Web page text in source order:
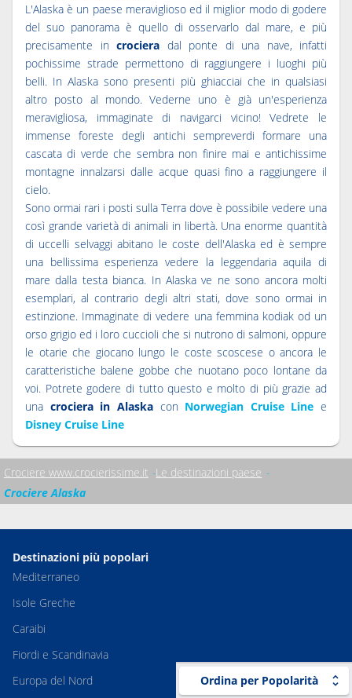
Ordina per Popolarità
L'Alaska è un paese meraviglioso ed il miglior modo di godere
del suo panorama è quello di osservarlo dal mare, e più
precisamente in crociera dal ponte di una nave, infatti
pochissime strade permettono di raggiungere i luoghi più
belli. In Alaska sono presenti più ghiacciai che in qualsiasi
altro posto al mondo. Vederne uno è già un'esperienza
meravigliosa, immaginate di navigarci vicino! Vedrete le
immense foreste degli antichi sempreverdi formare una
cascata di verde che sembra non finire mai e antichissime
montagne innalzarsi dalle acque quasi fino a raggiungere il
cielo.
Sono ormai rari i posti sulla Terra dove è possibile vedere una
così grande varietà di animali in libertà. Una enorme quantità
di uccelli selvaggi abitano le coste dell'Alaska ed è sempre
una bellissima esperienza vedere la leggendaria aquila di
mare dalla testa bianca. In Alaska ve ne sono ancora molti
esemplari, al contrario degli altri stati, dove sono ormai in
estinzione. Immaginate di vedere una femmina kodiak od un
orso grigio ed i loro cuccioli che si nutrono di salmoni, oppure
le otarie che giocano lungo le coste scoscese o ancora le
caratteristiche balene gobbe che nuotano poco lontane da
voi. Potrete godere di tutto questo e molto di più grazie ad
una crociera in Alaskacon Norwegian Cruise Line e
Disney Cruise Line
Crociere www.crocierissime.it Le destinazioni paese
Crociere Alaska
Destinazioni più popolari
Mediterraneo
Isole Greche
Caraibi
Fiordi e Scandinavia
Europa del Nord